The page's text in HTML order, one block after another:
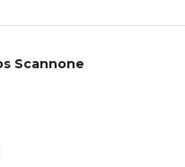
Scannone